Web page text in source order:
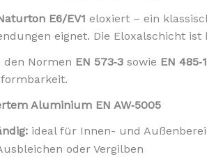
E6/EV1 eloxiert – ein
eignet. Die Eloxalschicht
den Normen EN 573‑3 sowie EN
Aluminium EN AW‑5005
ideal für Innen- und
oder Vergilben